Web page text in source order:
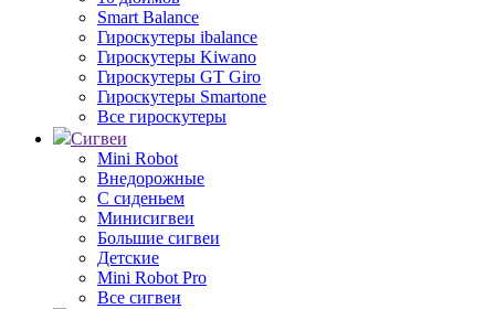
Smart Balance
Гироскутеры ibalance
Гироскутеры Kiwano
Гироскутеры GT Giro
Гироскутеры Smartone
Все гироскутеры
Сигвеи
Mini Robot
Внедорожные
С сиденьем
Минисигвеи
Большие сигвеи
Детские
Mini Robot Pro
Все сигвеи